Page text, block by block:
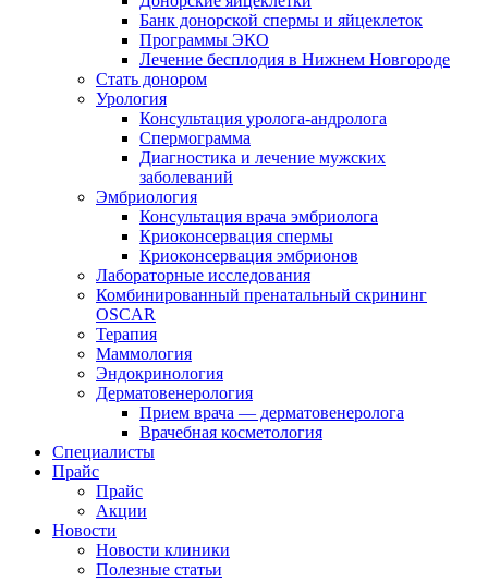
Банк донорской спермы и яйцеклеток
Программы ЭКО
Лечение бесплодия в Нижнем Новгороде
Стать донором
Урология
Консультация уролога-андролога
Спермограмма
Диагностика и лечение мужских
заболеваний
Эмбриология
Консультация врача эмбриолога
Криоконсервация спермы
Криоконсервация эмбрионов
Лабораторные исследования
Комбинированный пренатальный скрининг
OSCAR
Терапия
Маммология
Эндокринология
Дерматовенерология
Прием врача — дерматовенеролога
Врачебная косметология
Специалисты
Прайс
Прайс
Акции
Новости
Новости клиники
Полезные статьи